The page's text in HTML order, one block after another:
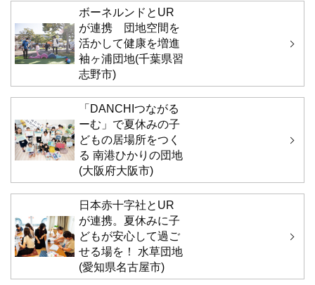
ボーネルンドとUR
が連携 団地空間を
活かして健康を増進
袖ヶ浦団地(千葉県習
志野市)
「DANCHIつながる
ーむ」で夏休みの子
どもの居場所をつく
る 南港ひかりの団地
(大阪府大阪市)
日本赤十字社とUR
が連携。夏休みに子
どもが安心して過ご
せる場を！ 水草団地
(愛知県名古屋市)